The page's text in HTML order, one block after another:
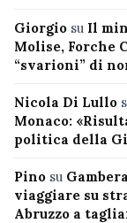
Giorgio su Il
Molise, Forche
“svarioni” di
Nicola Di Lullo
Monaco:
politica della
Pino su
viaggiare su
Abruzzo a